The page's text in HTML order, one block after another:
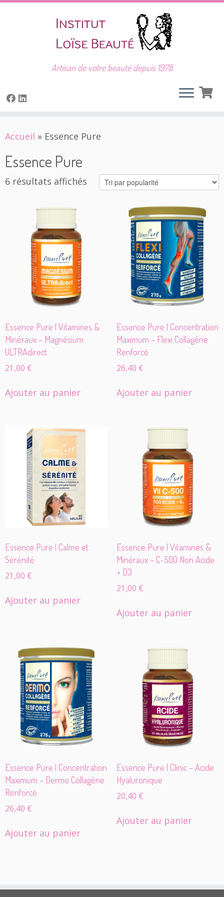
to
Artisan de votre beauté depuis 1978
Accueil » Essence Pure
Essence Pure
6 résultats affichés
popularité
Essence Pure | Vitamines &
Minéraux – Magnésium
ULTRAdirect
21,00 €
Ajouter au panier
Essence Pure | Concentration
Maximum – Flexi Collagène
Renforcé
26,40 €
Ajouter au panier
Essence Pure | Calme et
Sérénité
21,00 €
Ajouter au panier
Essence Pure | Vitamines &
Minéraux – C-500 Non Acide
+ D3
21,00 €
Ajouter au panier
Essence Pure | Concentration
Maximum – Dermo Collagène
Renforcé
26,40 €
Ajouter au panier
Essence Pure | Clinic – Acide
Hyaluronique
20,40 €
Ajouter au panier